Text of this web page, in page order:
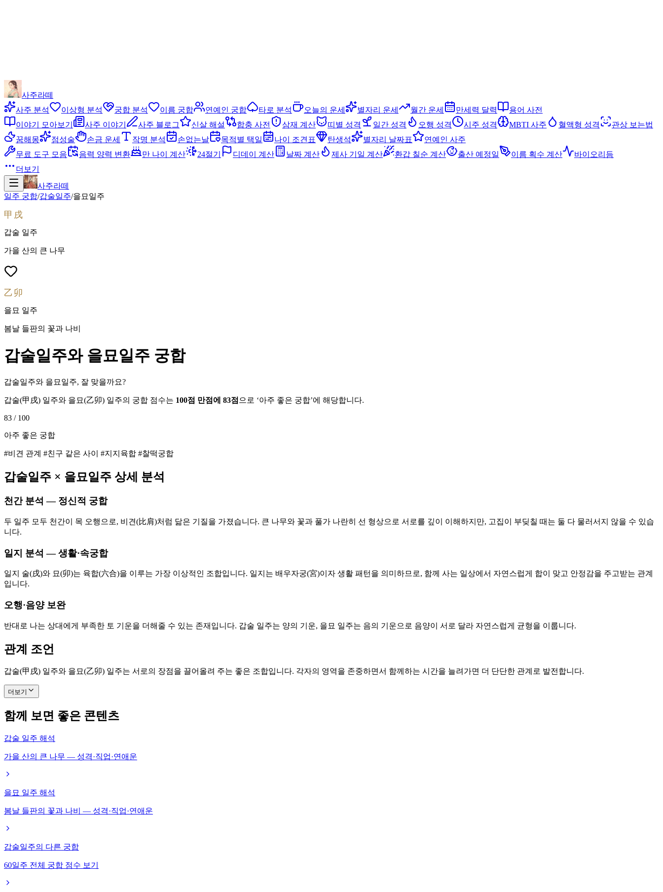
사주라떼
사주 분석
이상형 분석 궁합 분석 이름 궁합 연예인 궁합 타로 분석 오늘의 운세 별자리 운세 월간 운세 만세력 달력
용어 사전
이야기 모아보기
사주 이야기 사주 블로그 신살 해설 합충 사전 삼재 계산 띠별 성격 일간 성격 오행 성격 시주 성격 MBTI 사주 혈액형 성격
관상 보는법
꿈해몽
점성술 손금 운세 작명 분석 손없는날 목적별 택일 나이 조견표 탄생석 별자리 날짜표
연예인 사주
무료 도구 모음
음력 양력 변환 만 나이 계산 24절기 디데이 계산 날짜 계산 제사 기일 계산 환갑 칠순 계산 출산 예정일 이름 획수 계산
바이오리듬
더보기
사주라떼
일주 궁합/갑술일주/을묘 일주
甲戌
갑술 일주
가을 산의 큰 나무
乙卯
을묘 일주
봄날 들판의 꽃과 나비
갑술일주와 을묘일주 궁합
갑술일주와 을묘일주, 잘 맞을까요?
갑술(甲戌) 일주와 을묘(乙卯) 일주의 궁합 점수는 100점 만점에 83점 으로 ‘아주 좋은 궁합’에 해당합니다.
83 / 100
아주 좋은 궁합
#비견 관계 #친구 같은 사이 #지지육합 #찰떡궁합
갑술일주 × 을묘일주 상세 분석
천간 분석 — 정신적 궁합
두 일주 모두 천간이 목 오행으로, 비견(比肩)처럼 닮은 기질을 가졌습니다. 큰 나무와 꽃과 풀가 나란히 선 형상으로 서로를 깊이 이해하지만, 고집이 부딪칠 때는 둘 다 물러서지 않을 수 있습
니다.
일지 분석 — 생활·속궁합
일지 술(戌)와 묘(卯)는 육합(六合)을 이루는 가장 이상적인 조합입니다. 일지는 배우자궁(宮)이자 생활 패턴을 의미하므로, 함께 사는 일상에서 자연스럽게 합이 맞고 안정감을 주고받는 관계
입니다.
오행·음양 보완
반대로 나는 상대에게 부족한 토 기운을 더해줄 수 있는 존재입니다. 갑술 일주는 양의 기운, 을묘 일주는 음의 기운으로 음양이 서로 달라 자연스럽게 균형을 이룹니다.
관계 조언
갑술(甲戌) 일주와 을묘(乙卯) 일주는 서로의 장점을 끌어올려 주는 좋은 조합입니다. 각자의 영역을 존중하면서 함께하는 시간을 늘려가면 더 단단한 관계로 발전합니다.
더보기
함께 보면 좋은 콘텐츠
갑술 일주 해석
가을 산의 큰 나무 — 성격·직업·연애운
을묘 일주 해석
봄날 들판의 꽃과 나비 — 성격·직업·연애운
갑술일주의 다른 궁합
60일주 전체 궁합 점수 보기